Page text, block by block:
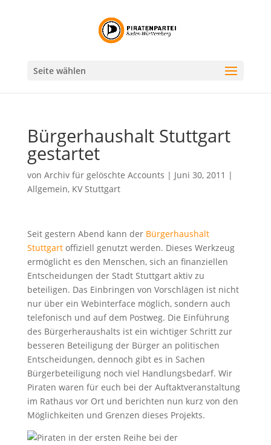
Seite wählen
Bürgerhaushalt Stuttgart
gestartet
von Archiv für gelöschte Accounts | Juni 30, 2011 |
Allgemein, KV Stuttgart
Seit gestern Abend kann der Bürgerhaushalt
Stuttgartoffiziell genutzt werden. Dieses Werkzeug
ermöglicht es den Menschen, sich an finanziellen
Entscheidungen der Stadt Stuttgart aktiv zu
beteiligen. Das Einbringen von Vorschlägen ist nicht
nur über ein Webinterface möglich, sondern auch
telefonisch und auf dem Postweg. Die Einführung
des Bürgerheraushalts ist ein wichtiger Schritt zur
besseren Beteiligung der Bürger an politischen
Entscheidungen, dennoch gibt es in Sachen
Bürgerbeteiligung noch viel Handlungsbedarf. Wir
Piraten waren für euch bei der Auftaktveranstaltung
im Rathaus vor Ort und berichten nun kurz von den
Möglichkeiten und Grenzen dieses Projekts.